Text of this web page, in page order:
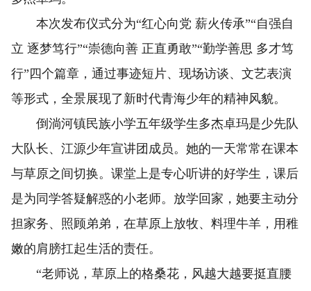
本次发布仪式分为“红心向党 薪火传承”“自强自
立 逐梦笃行”“崇德向善 正直勇敢”“勤学善思 多才笃
行”四个篇章，通过事迹短片、现场访谈、文艺表演
等形式，全景展现了新时代青海少年的精神风貌。
倒淌河镇民族小学五年级学生多杰卓玛是少先队
大队长、江源少年宣讲团成员。她的一天常常在课本
与草原之间切换。课堂上是专心听讲的好学生，课后
是为同学答疑解惑的小老师。放学回家，她要主动分
担家务、照顾弟弟，在草原上放牧、料理牛羊，用稚
嫩的肩膀扛起生活的责任。
“老师说，草原上的格桑花，风越大越要挺直腰